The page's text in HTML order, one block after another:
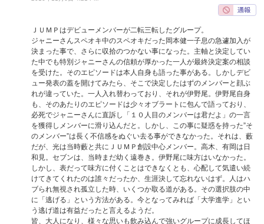
ＪＵＭＰはデビューメンバーが二転三転したグループ。
ジャニーさんスペオキ中のスペオキだった岡本健一子息の急遽加入が
決まった事で、さらに収拾のつかない事になった。主軸と決定してい
た中でも特別ジャニーさんの信頼が厚かった一人が最終決定案の相談
を受けた。そのエピソードは本人自身も語った事がある。しかしデビ
ュー発表の蓋を開けてみたら、そこで決定したはずのメンバーと顔ぶ
れが違っていた。一人入れ替わっており、それが伊野尾。伊野尾自身
も、そのあたりのエピソードは少々オブラートに包んで語っており、
必死でジャニーさんに直訴し「１０人目のメンバーは君だよ」の一言
を獲得しメンバーに滑り込んだと。しかし、この事に疑惑を持った”そ
のメンバー”は長く不信感をぬぐい去る事ができなかった。それは、藪
だが、光は当時藪と共にＪＵＭＰ創設中心メンバー。高木、有岡は日
和見。セブンは、当時まだ幼く遠巻き。伊野尾に味方はいなかった。
しかし、表だって味方に付くことはできなくとも、心配して気遣い続
けてきてくれたのは誰々だったか、生涯決して忘れないはず。人はハ
ブられ無視され孤立した時、いくつか取る道がある。その選択肢の中
に「逃げる」という方法がある。今となってみれば「大学進学」とい
う逃げ道は有益だったと言えるようだ。
皆、大人になり、様々な思いも飲み込んで強いグループに成長してほ